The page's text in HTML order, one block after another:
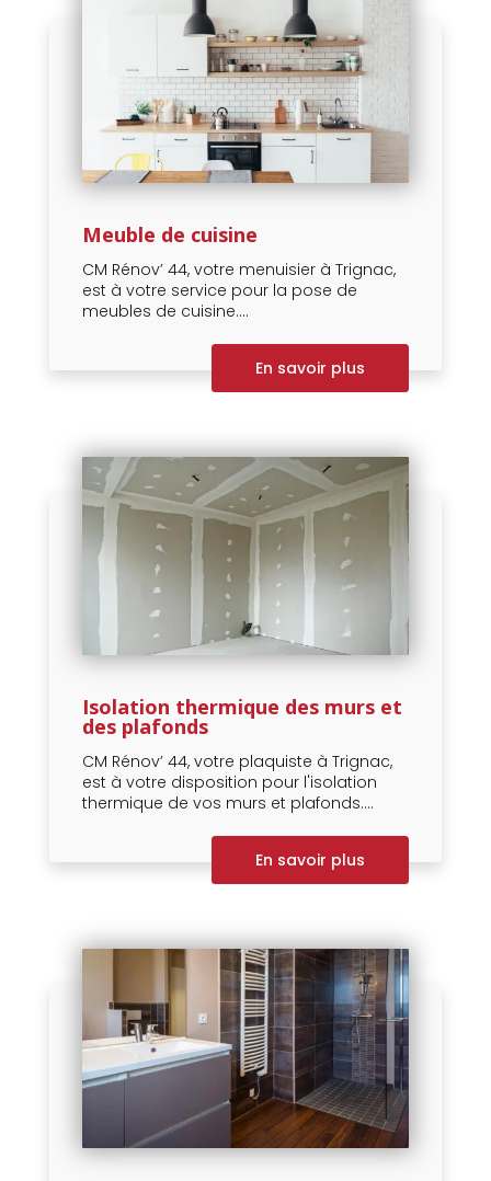
Meuble de cuisine
CM Rénov’ 44, votre menuisier à Trignac,
est à votre service pour la pose de
meubles de cuisine....
En savoir plus
Isolation thermique des murs et
des plafonds
CM Rénov’ 44, votre plaquiste à Trignac,
est à votre disposition pour l'isolation
thermique de vos murs et plafonds....
En savoir plus